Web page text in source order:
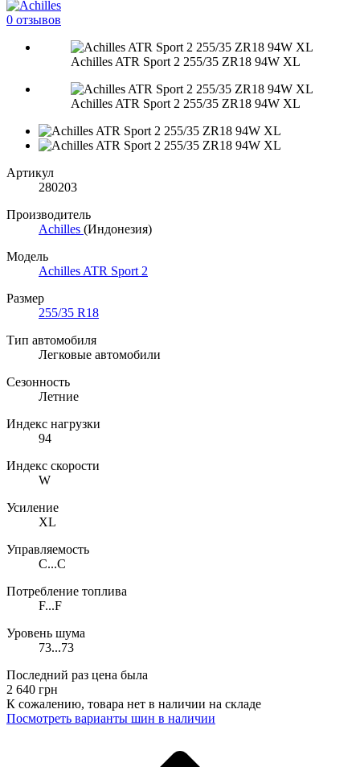
0 отзывов
Achilles ATR Sport 2 255/35 ZR18 94W XL
Achilles ATR Sport 2 255/35 ZR18 94W XL
Артикул
280203
Производитель
Achilles (Индонезия)
Модель
Achilles ATR Sport 2
Размер
255/35 R18
Тип автомобиля
Легковые автомобили
Сезонность
Летние
Индекс нагрузки
94
Индекс скорости
W
Усиление
XL
Управляемость
C...C
Потребление топлива
F...F
Уровень шума
73...73
Последний раз цена была
2 640 грн
К сожалению, товара нет в наличии на складе
Поcмотреть варианты шин в наличии